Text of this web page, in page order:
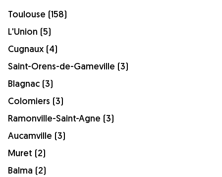
Toulouse (158)
L'Union (5)
Cugnaux (4)
Saint-Orens-de-Gameville (3)
Blagnac (3)
Colomiers (3)
Ramonville-Saint-Agne (3)
Aucamville (3)
Muret (2)
Balma (2)